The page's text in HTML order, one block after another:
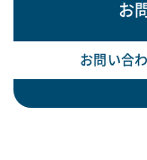
お
お問い合